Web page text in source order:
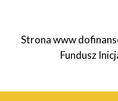
Strona www
Fundusz